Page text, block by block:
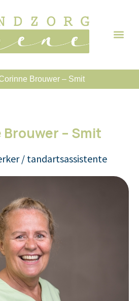
Brouwer – Smit
– Smit
/ tandartsassistente